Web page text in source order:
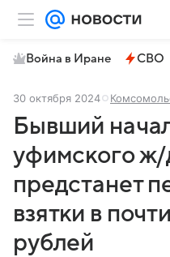
Война в Иране СВО
30 октября 2024
Бывший
уфимского ж/
предстанет
взятки в
рублей